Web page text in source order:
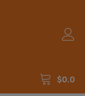
$0.0